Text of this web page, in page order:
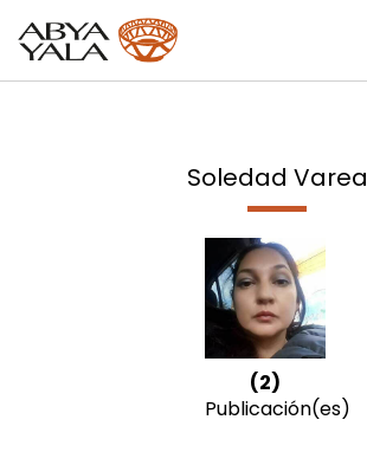
Soledad Varea
(2)
Publicación(es)